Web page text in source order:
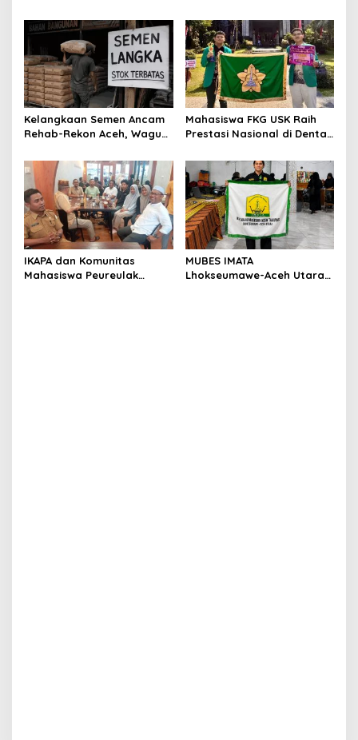
Blangpidie
Tamiang Buka Pelatihan
Kerja 2026
Kelangkaan Semen Ancam
Rehab-Rekon Aceh, Wagub
Mahasiswa FKG USK Raih
Prestasi Nasional di Dental
IKAPA dan Komunitas
Mahasiswa Peureulak
MUBES IMATA
Lhokseumawe-Aceh Utara